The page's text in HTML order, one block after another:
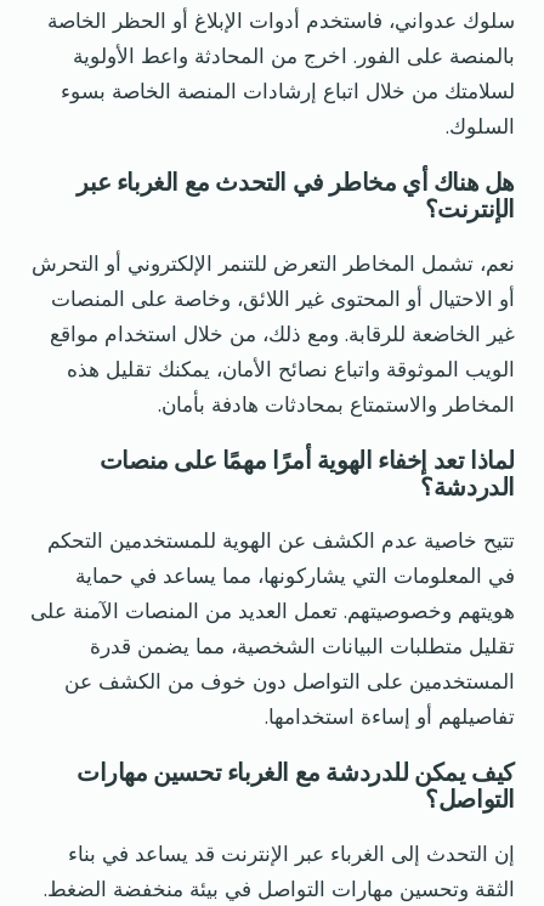
سلوك عدواني، فاستخدم أدوات الإبلاغ أو الحظر الخاصة
بالمنصة على الفور. اخرج من المحادثة واعط الأولوية
لسلامتك من خلال اتباع إرشادات المنصة الخاصة بسوء
السلوك.
هل هناك أي مخاطر في التحدث مع الغرباء عبر
الإنترنت؟
نعم، تشمل المخاطر التعرض للتنمر الإلكتروني أو التحرش
أو الاحتيال أو المحتوى غير اللائق، وخاصة على المنصات
غير الخاضعة للرقابة. ومع ذلك، من خلال استخدام مواقع
الويب الموثوقة واتباع نصائح الأمان، يمكنك تقليل هذه
المخاطر والاستمتاع بمحادثات هادفة بأمان.
لماذا تعد إخفاء الهوية أمرًا مهمًا على منصات
الدردشة؟
تتيح خاصية عدم الكشف عن الهوية للمستخدمين التحكم
في المعلومات التي يشاركونها، مما يساعد في حماية
هويتهم وخصوصيتهم. تعمل العديد من المنصات الآمنة على
تقليل متطلبات البيانات الشخصية، مما يضمن قدرة
المستخدمين على التواصل دون خوف من الكشف عن
تفاصيلهم أو إساءة استخدامها.
كيف يمكن للدردشة مع الغرباء تحسين مهارات
التواصل؟
إن التحدث إلى الغرباء عبر الإنترنت قد يساعد في بناء
الثقة وتحسين مهارات التواصل في بيئة منخفضة الضغط.